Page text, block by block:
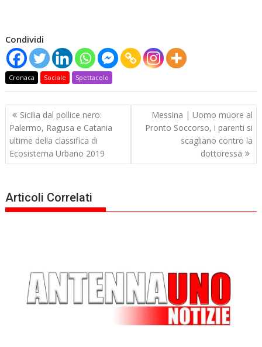
Condividi
Cronaca Sociale Spettacolo
Navigazione
articoli
Sicilia dal pollice nero:
Palermo, Ragusa e Catania
ultime della classifica di
Ecosistema Urbano 2019
Messina | Uomo muore al
Pronto Soccorso, i parenti si
scagliano contro la
dottoressa
Articoli Correlati